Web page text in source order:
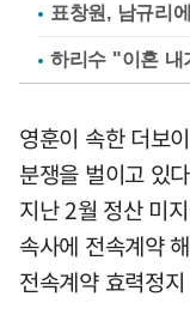
표창원, 남규리
하리수 "이혼
영훈이 속한 더보
분쟁을 벌이고 있
지난 2월 정산 미
속사에 전속계약
전속계약 효력정